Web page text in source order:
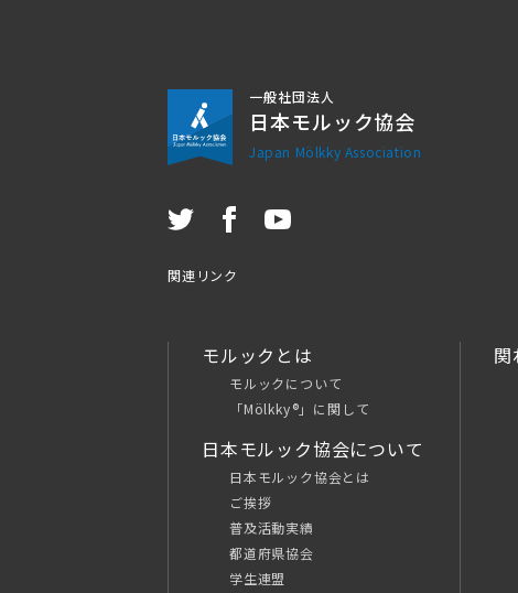
一般社団法人
日本モルック協会
Japan Mölkky Association
関連リンク
モルックとは
モルックについて
「Mölkky®」に関して
日本モルック協会について
日本モルック協会とは
ご挨拶
普及活動実績
都道府県協会
学生連盟
関